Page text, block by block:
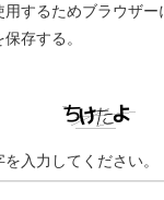
用するためブラウザ
存する。
入力してください。